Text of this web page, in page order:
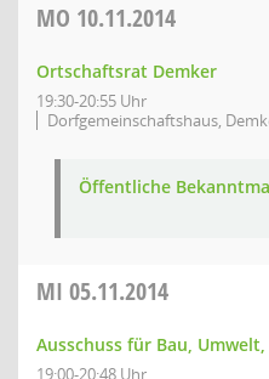
MO 10.11.2014
Ortschaftsrat Demker
19:30-20:55 Uhr
Dorfgemeinschaftshaus,
Öffentliche
MI 05.11.2014
Ausschuss für Bau,
19:00-20:48 Uhr